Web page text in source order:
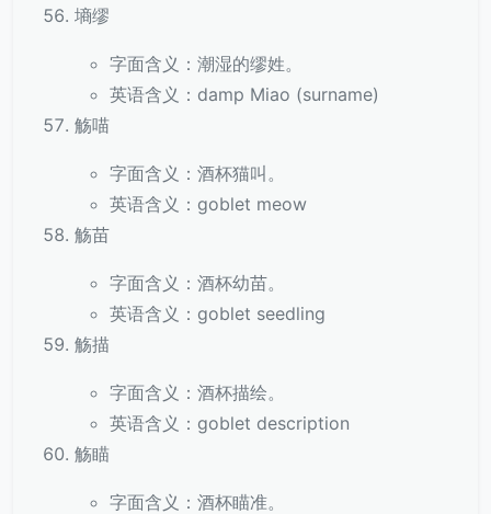
墒缪
字面含义：潮湿的缪姓。
英语含义：damp Miao (surname)
觞喵
字面含义：酒杯猫叫。
英语含义：goblet meow
觞苗
字面含义：酒杯幼苗。
英语含义：goblet seedling
觞描
字面含义：酒杯描绘。
英语含义：goblet description
觞瞄
字面含义：酒杯瞄准。